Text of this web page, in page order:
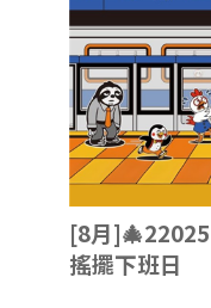
[8月
搖擺下班日